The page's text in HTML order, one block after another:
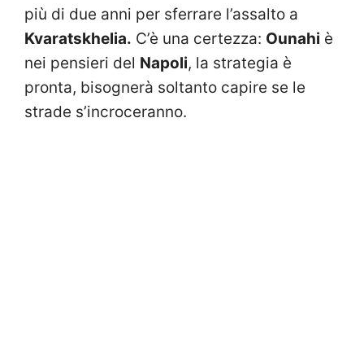
più di due anni per sferrare l’assalto a
Kvaratskhelia. C’è una certezza: Ounahi è
nei pensieri del Napoli, la strategia è
pronta, bisognerà soltanto capire se le
strade s’incroceranno.